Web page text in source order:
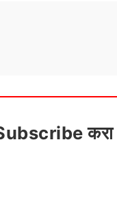
करा